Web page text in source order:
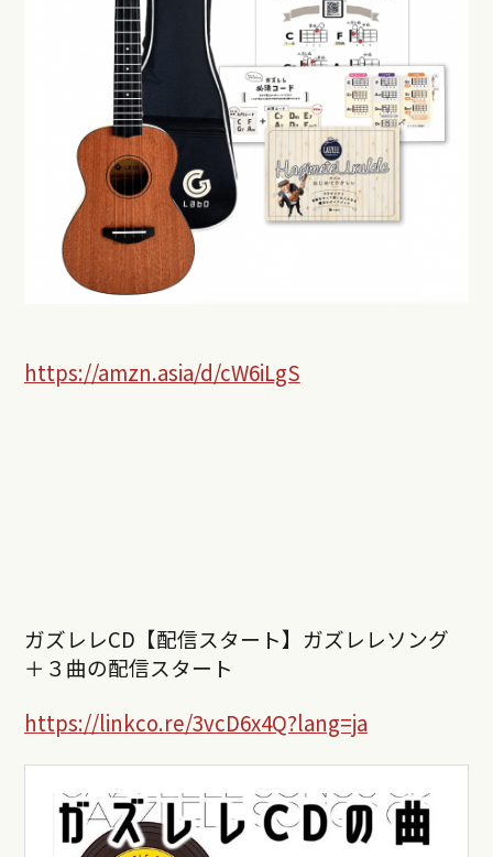
https://amzn.asia/d/cW6iLgS
ガズレレCD【配信スタート】ガズレレソング
＋３曲の配信スタート
https://linkco.re/3vcD6x4Q?lang=ja